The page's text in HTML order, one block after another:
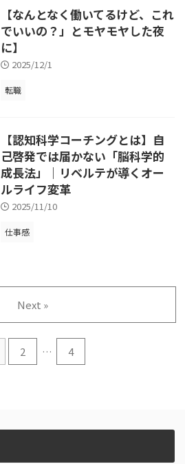
【なんとなく働いてるけど、これ
でいいの？」とモヤモヤした夜
に】
2025/12/1
転職
【認知科学コーチングとは】自
己啓発では届かない「脳科学的
成長法」｜リベルテが導くオー
ルライフ変革
2025/11/10
仕事感
2 … 4
Next »